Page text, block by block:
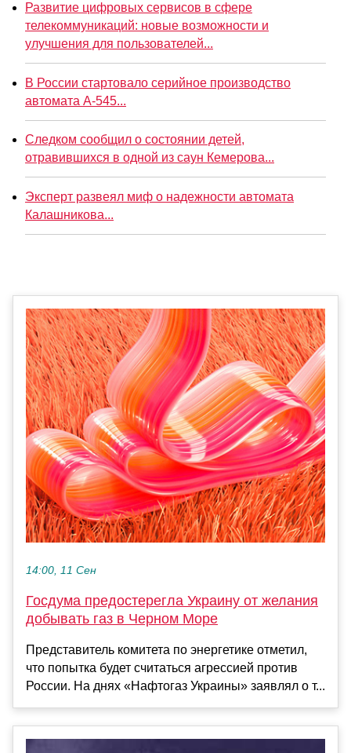
Развитие цифровых сервисов в сфере
телекоммуникаций: новые возможности и
улучшения для пользователей...
В России стартовало серийное производство
автомата А-545...
Следком сообщил о состоянии детей,
отравившихся в одной из саун Кемерова...
Эксперт развеял миф о надежности автомата
Калашникова...
14:00, 11 Сен
Госдума предостерегла Украину от желания
добывать газ в Черном Море
Представитель комитета по энергетике отметил,
что попытка будет считаться агрессией против
России. На днях «Нафтогаз Украины» заявлял о т...